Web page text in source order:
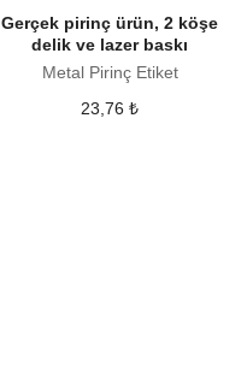
Gerçek pirinç ürün, 2 köşe
delik ve lazer baskı
Metal Pirinç Etiket
23,76₺